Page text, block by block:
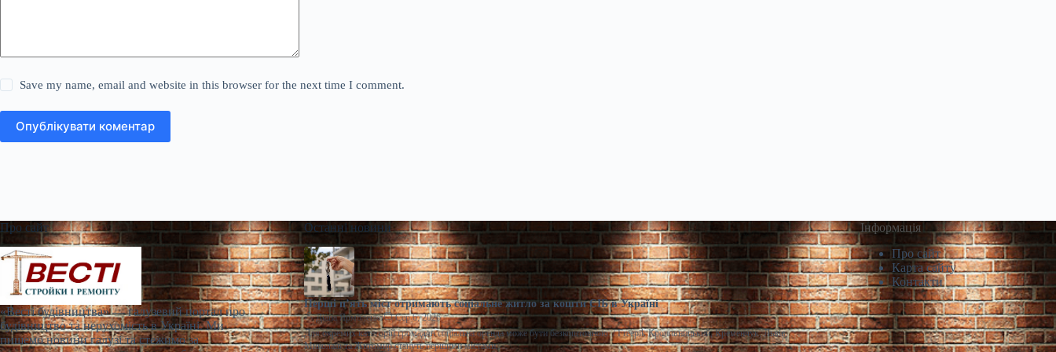
Save my name, email and website in this browser for the next time I comment.
Опублікувати коментар
Про сайт
«Весті будівництва» — галузевий портал про
будівництво та нерухомість в Україні. Ми
пишемо новини галузі та стежимо за
Останні новини
Перші п’ять міст отримають соціальне житло за кошти ЄІБ в Україні
Діана Ярмоленко
Сер 6, 2026
Для окремих категорій громадян соціальна оренда може бути безкоштовною. / Freepik Кропивницький, Кременчук, Львів,
Миколаїв та Житомир стануть першими містами,…
Інформація
Про сайт
Карта сайту
Контакти